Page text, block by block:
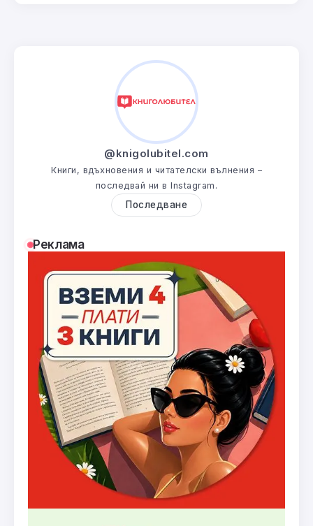
@knigolubitel.com
Книги, вдъхновения и читателски вълнения –
последвай ни в Instagram.
Последване
Реклама